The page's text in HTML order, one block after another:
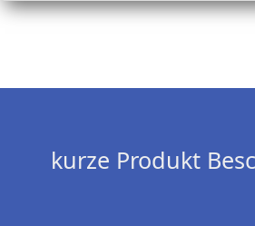
kurze Produkt